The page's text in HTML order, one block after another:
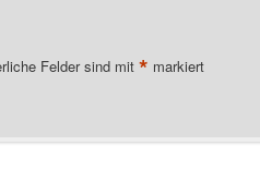
Felder sind mit * markiert